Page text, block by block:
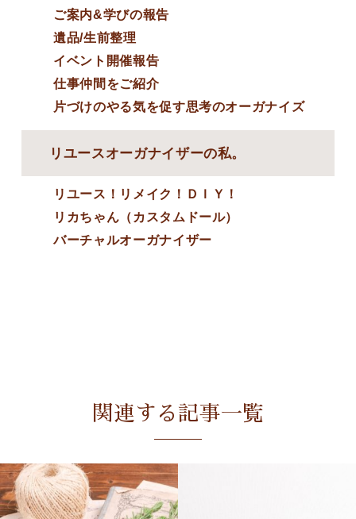
ご案内&学びの報告
遺品/生前整理
イベント開催報告
仕事仲間をご紹介
片づけのやる気を促す思考のオーガナイズ
リユースオーガナイザーの私。
リユース！リメイク！ＤＩＹ！
リカちゃん（カスタムドール）
バーチャルオーガナイザー
関連する記事一覧